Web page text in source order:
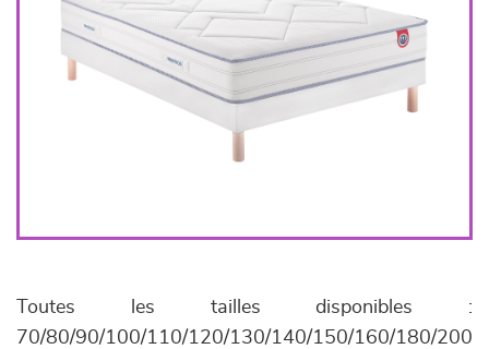
Toutes les tailles disponibles :
70/80/90/100/110/120/130/140/150/160/180/200